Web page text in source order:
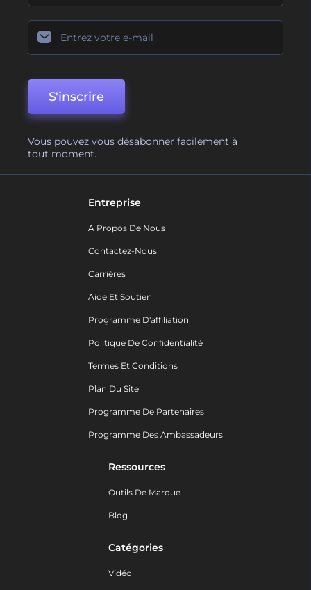
S'inscrire
Vous pouvez vous désabonner facilement à
tout moment.
Entreprise
A Propos De Nous
Contactez-Nous
Carrières
Aide Et Soutien
Programme D'affiliation
Politique De Confidentialité
Termes Et Conditions
Plan Du Site
Programme De Partenaires
Programme Des Ambassadeurs
Ressources
Outils De Marque
Blog
Catégories
Vidéo